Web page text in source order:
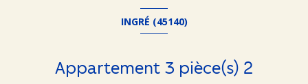
INGRÉ (45140)
Appartement 3 pièce(s) 2